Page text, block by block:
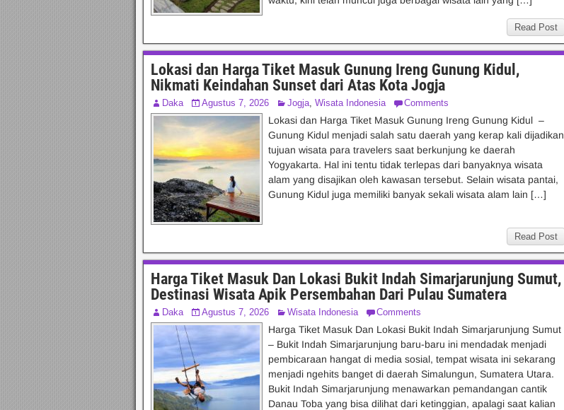
Read Post
Lokasi dan Harga Tiket Masuk Gunung Ireng Gunung Kidul,
Nikmati Keindahan Sunset dari Atas Kota Jogja
Daka Agustus 7, 2026 Jogja, Wisata Indonesia Comments
Lokasi dan Harga Tiket Masuk Gunung Ireng Gunung Kidul –
Gunung Kidul menjadi salah satu daerah yang kerap kali dijadikan
tujuan wisata para travelers saat berkunjung ke daerah
Yogyakarta. Hal ini tentu tidak terlepas dari banyaknya wisata
alam yang disajikan oleh kawasan tersebut. Selain wisata pantai,
Gunung Kidul juga memiliki banyak sekali wisata alam lain […]
Read Post
Harga Tiket Masuk Dan Lokasi Bukit Indah Simarjarunjung Sumut,
Destinasi Wisata Apik Persembahan Dari Pulau Sumatera
Daka Agustus 7, 2026 Wisata Indonesia Comments
Harga Tiket Masuk Dan Lokasi Bukit Indah Simarjarunjung Sumut
– Bukit Indah Simarjarunjung baru-baru ini mendadak menjadi
pembicaraan hangat di media sosial, tempat wisata ini sekarang
menjadi ngehits banget di daerah Simalungun, Sumatera Utara.
Bukit Indah Simarjarunjung menawarkan pemandangan cantik
Danau Toba yang bisa dilihat dari ketinggian, apalagi saat kalian